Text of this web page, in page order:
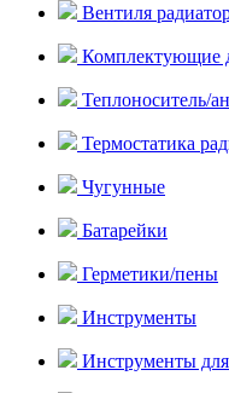
Вентиля
Комплектующие
Теплоноситель/
Термостатика
Чугунные
Батарейки
Герметики/пены
Инструменты
Инструменты